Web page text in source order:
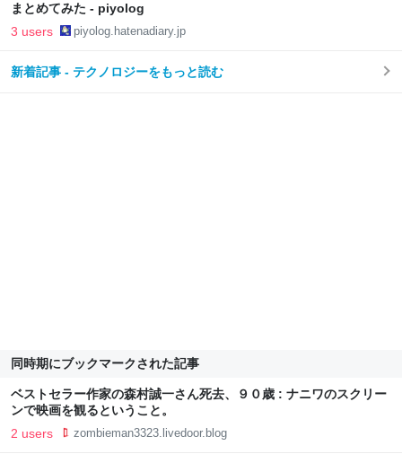
まとめてみた - piyolog
3 users piyolog.hatenadiary.jp
新着記事 - テクノロジーをもっと読む
同時期にブックマークされた記事
ベストセラー作家の森村誠一さん死去、９０歳 : ナニワのスクリー
ンで映画を観るということ。
2 users zombieman3323.livedoor.blog